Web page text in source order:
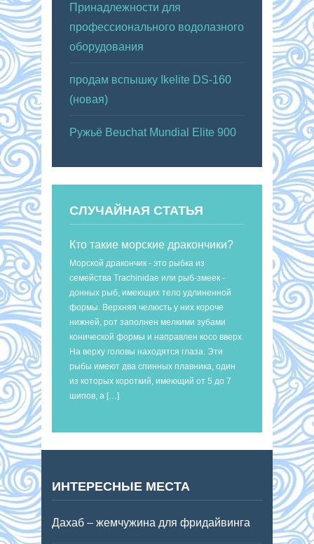
Принадлежности для
профессионального водолазного
оборудования
продам вспышку Ikelite DS-160
(новая)
Ружьё Beuchat Mundial Elite 900
СЛУЧАЙНАЯ СТАТЬЯ
Кто такие морские дракончики?
Морской дракончик - это рыбка из
семейства Trachinidae или рыб-змеек -
донных рыб, имеющих тело удлиненной
формы. Верхняя челюсть у них короче
нижней, рот заполнен мелкими зубами
конической формы и направлен косо вверх.
На верху головы находятся глаза. Эти
рыбы имеют два спинных плавника, один
из которых короткий, имеющий от 5 до 7
шипов, а […]
ИНТЕРЕСНЫЕ МЕСТА
Дахаб – жемчужина для фридайвинга